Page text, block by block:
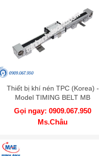
Thiết bị khí nén TPC (Korea) -
Model TIMING BELT MB
Gọi ngay: 0909.067.950
Ms.Châu